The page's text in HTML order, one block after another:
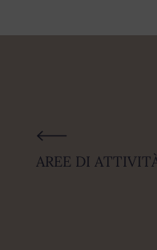
AREE DI